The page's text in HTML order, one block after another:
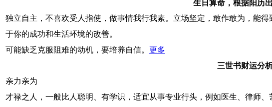
生日算命，根据阳历
独立自主，不喜欢受人指使，做事情我行我素。立场坚定，敢作敢为，能
于你的成功和生活环境的改善。
可能缺乏克服阻难的动机，要培养自信。 更多
三世书财运分
亲力亲为
才禄之人，一般比人聪明、有学识，适宜从事专业行头，例如医生、律师